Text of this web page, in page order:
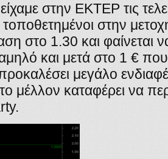
στην ΕΚΤΕΡ τις
στην
στο 1.30 και φαίνεται
και μετά στο 1 € που
μεγάλο
μέλλον καταφέρει να